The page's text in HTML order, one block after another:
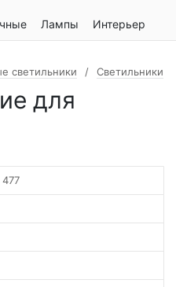
Лампы Интерьер
светильники Светильники
для
477